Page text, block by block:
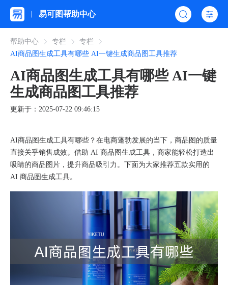
易可图帮助中心
帮助中心 专栏
专栏
AI商品图生成工具有哪些 AI一键生成商品图工具推荐
AI商品图生成工具有哪些 AI一键
生成商品图工具推荐
更新于：2025-07-22 09:46:15
AI商品图生成工具有哪些？在电商蓬勃发展的当下，商品图的质量
直接关乎销售成效。借助 AI 商品图生成工具，商家能轻松打造出
吸睛的商品图片，提升商品吸引力。下面为大家推荐五款实用的
AI 商品图生成工具。